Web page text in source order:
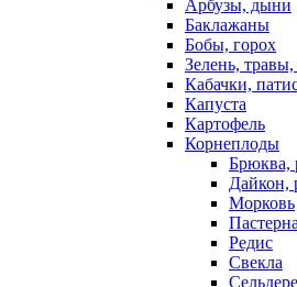
Арбузы, дыни
Баклажаны
Бобы, горох
Зелень,
Кабачки,
Капуста
Картофель
Корнеплоды
Брюква,
Дайкон,
Морковь
Редис
Свекла